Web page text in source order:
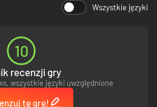
Wszystkie języki
10
recenzji gry
wszystkie języki uwzględnione
tę grę!